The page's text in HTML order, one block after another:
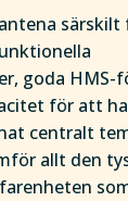
särskilt
goda HMS-
för att
centralt
allt den